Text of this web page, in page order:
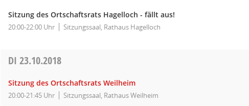
Sitzung des Ortschaftsrats Hagelloch - fällt aus!
20:00-22:00 Uhr Sitzungssaal, Rathaus Hagelloch
DI23.10.2018
Sitzung des Ortschaftsrats Weilheim
20:00-21:45 Uhr Sitzungssaal, Rathaus Weilheim